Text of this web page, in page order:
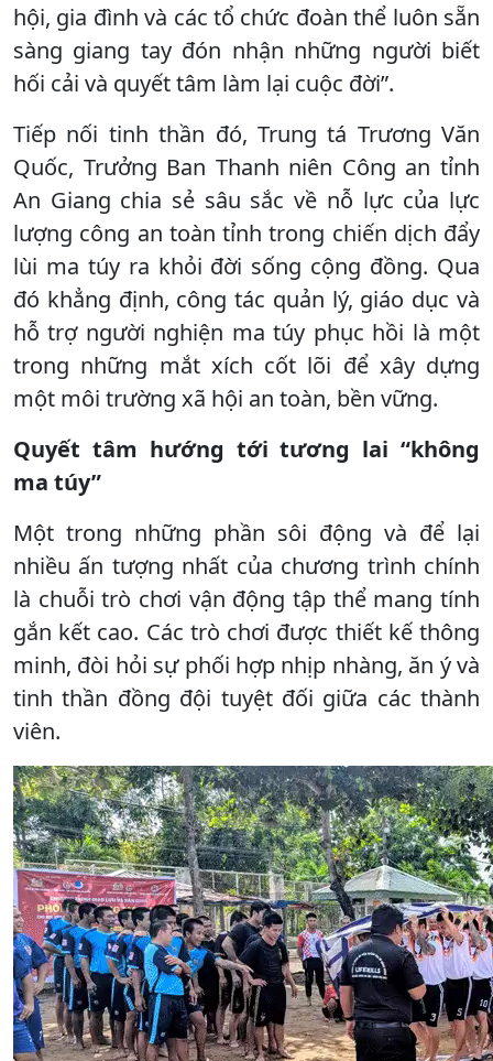
hội, gia đình và các tổ chức đoàn thể luôn sẵn
sàng giang tay đón nhận những người biết
hối cải và quyết tâm làm lại cuộc đời”.
Tiếp nối tinh thần đó, Trung tá Trương Văn
Quốc, Trưởng Ban Thanh niên Công an tỉnh
An Giang chia sẻ sâu sắc về nỗ lực của lực
lượng công an toàn tỉnh trong chiến dịch đẩy
lùi ma túy ra khỏi đời sống cộng đồng. Qua
đó khẳng định, công tác quản lý, giáo dục và
hỗ trợ người nghiện ma túy phục hồi là một
trong những mắt xích cốt lõi để xây dựng
một môi trường xã hội an toàn, bền vững.
Quyết tâm hướng tới tương lai “không
ma túy”
Một trong những phần sôi động và để lại
nhiều ấn tượng nhất của chương trình chính
là chuỗi trò chơi vận động tập thể mang tính
gắn kết cao. Các trò chơi được thiết kế thông
minh, đòi hỏi sự phối hợp nhịp nhàng, ăn ý và
tinh thần đồng đội tuyệt đối giữa các thành
viên.